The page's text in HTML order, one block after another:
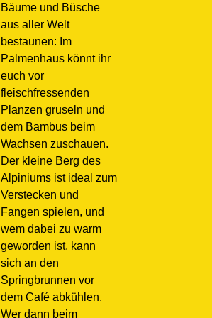
Bäume und Büsche
aus aller Welt
bestaunen: Im
Palmenhaus könnt ihr
euch vor
fleischfressenden
Planzen gruseln und
dem Bambus beim
Wachsen zuschauen.
Der kleine Berg des
Alpiniums ist ideal zum
Verstecken und
Fangen spielen, und
wem dabei zu warm
geworden ist, kann
sich an den
Springbrunnen vor
dem Café abkühlen.
Wer dann beim